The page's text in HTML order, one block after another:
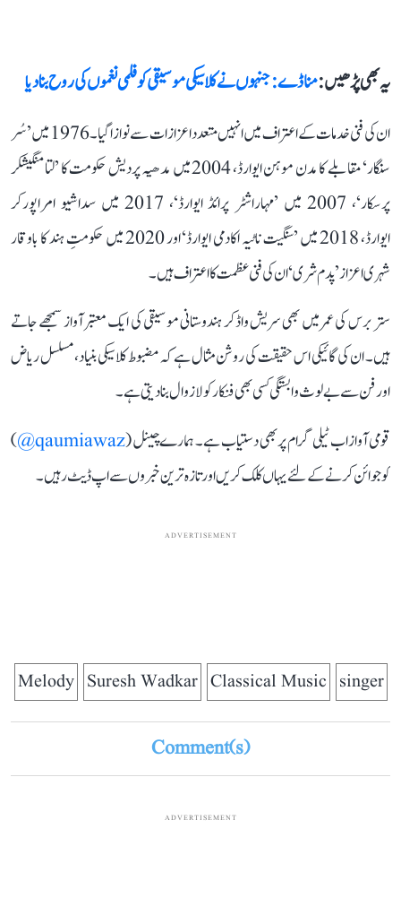
یہ بھی پڑھیں :منا ڈے: جنہوں نے کلاسیکی موسیقی کو فلمی نغموں کی روح بنا دیا
ان کی فنی خدمات کے اعتراف میں انہیں متعدد اعزازات سے نوازا گیا۔ 1976 میں ’سُر
سنگار‘ مقابلے کا مدن موہن ایوارڈ، 2004 میں مدھیہ پردیش حکومت کا ’لتا منگیشکر
پرسکار‘، 2007 میں ’مہاراشٹر پرائڈ ایوارڈ‘، 2017 میں سداشیو امراپورکر
ایوارڈ، 2018 میں ’سنگیت ناٹیہ اکادمی ایوارڈ‘ اور 2020 میں حکومتِ ہند کا باوقار
شہری اعزاز ’پدم شری‘ ان کی فنی عظمت کا اعتراف ہیں۔
ستر برس کی عمر میں بھی سریش واڈکر ہندوستانی موسیقی کی ایک معتبر آواز سمجھے جاتے
ہیں۔ ان کی گائیکی اس حقیقت کی روشن مثال ہے کہ مضبوط کلاسیکی بنیاد، مسلسل ریاض
اور فن سے بے لوث وابستگی کسی بھی فنکار کو لازوال بنا دیتی ہے۔
قومی آواز اب ٹیلی گرام پر بھی دستیاب ہے۔ ہمارے چینل (qaumiawaz@
)
کو جوائن کرنے کے لئے یہاں کلک کریں اور تازہ ترین خبروں سے اپ ڈیٹ رہیں۔
ADVERTISEMENT
singer
Classical Music
Suresh Wadkar
Melody
Comment(s)
ADVERTISEMENT